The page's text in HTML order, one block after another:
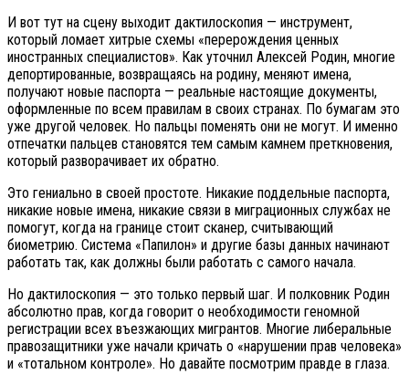
И вот тут на сцену выходит дактилоскопия — инструмент,
который ломает хитрые схемы «перерождения ценных
иностранных специалистов». Как уточнил Алексей Родин, многие
депортированные, возвращаясь на родину, меняют имена,
получают новые паспорта — реальные настоящие документы,
оформленные по всем правилам в своих странах. По бумагам это
уже другой человек. Но пальцы поменять они не могут. И именно
отпечатки пальцев становятся тем самым камнем преткновения,
который разворачивает их обратно.
Это гениально в своей простоте. Никакие поддельные паспорта,
никакие новые имена, никакие связи в миграционных службах не
помогут, когда на границе стоит сканер, считывающий
биометрию. Система «Папилон» и другие базы данных начинают
работать так, как должны были работать с самого начала.
Но дактилоскопия — это только первый шаг. И полковник Родин
абсолютно прав, когда говорит о необходимости геномной
регистрации всех въезжающих мигрантов. Многие либеральные
правозащитники уже начали кричать о «нарушении прав человека»
и «тотальном контроле». Но давайте посмотрим правде в глаза.